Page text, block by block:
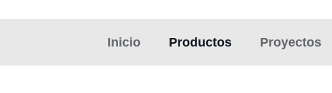
Inicio Productos Proyectos